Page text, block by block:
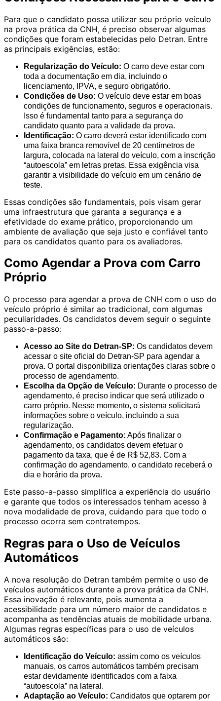
Para que o candidato possa utilizar seu próprio veículo
na prova prática da CNH, é preciso observar algumas
condições que foram estabelecidas pelo Detran. Entre
as principais exigências, estão:
Regularização do Veículo: O carro deve estar com
toda a documentação em dia, incluindo o
licenciamento, IPVA, e seguro obrigatório.
Condições de Uso: O veículo deve estar em boas
condições de funcionamento, seguros e operacionais.
Isso é fundamental tanto para a segurança do
candidato quanto para a validade da prova.
Identificação: O carro deverá estar identificado com
uma faixa branca removível de 20 centímetros de
largura, colocada na lateral do veículo, com a inscrição
“autoescola” em letras pretas. Essa exigência visa
garantir a visibilidade do veículo em um cenário de
teste.
Essas condições são fundamentais, pois visam gerar
uma infraestrutura que garanta a segurança e a
efetividade do exame prático, proporcionando um
ambiente de avaliação que seja justo e confiável tanto
para os candidatos quanto para os avaliadores.
Como Agendar a Prova com Carro
Próprio
O processo para agendar a prova de CNH com o uso do
veículo próprio é similar ao tradicional, com algumas
peculiaridades. Os candidatos devem seguir o seguinte
passo-a-passo:
Acesso ao Site do Detran-SP: Os candidatos devem
acessar o site oficial do Detran-SP para agendar a
prova. O portal disponibiliza orientações claras sobre o
processo de agendamento.
Escolha da Opção de Veículo: Durante o processo de
agendamento, é preciso indicar que será utilizado o
carro próprio. Nesse momento, o sistema solicitará
informações sobre o veículo, incluindo a sua
regularização.
Confirmação e Pagamento: Após finalizar o
agendamento, os candidatos devem efetuar o
pagamento da taxa, que é de R$ 52,83. Com a
confirmação do agendamento, o candidato receberá o
dia e horário da prova.
Este passo-a-passo simplifica a experiência do usuário
e garante que todos os interessados tenham acesso à
nova modalidade de prova, cuidando para que todo o
processo ocorra sem contratempos.
Regras para o Uso de Veículos
Automáticos
A nova resolução do Detran também permite o uso de
veículos automáticos durante a prova prática da CNH.
Essa inovação é relevante, pois aumenta a
acessibilidade para um número maior de candidatos e
acompanha as tendências atuais de mobilidade urbana.
Algumas regras específicas para o uso de veículos
automáticos são:
Identificação do Veículo: assim como os veículos
manuais, os carros automáticos também precisam
estar devidamente identificados com a faixa
“autoescola” na lateral.
Adaptação ao Veículo: Candidatos que optarem por